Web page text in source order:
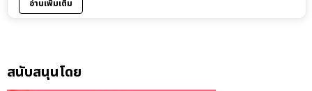
อ่านเพิ่มเติม
สนับสนุนโดย